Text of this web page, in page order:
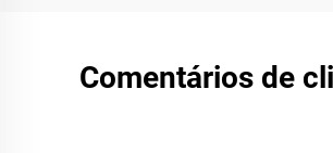
Comentários de